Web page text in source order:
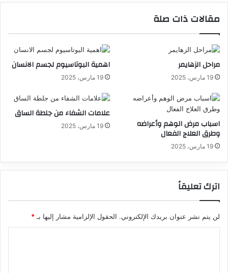
مقالات ذات صلة
مراحل الزهايمر
19 مارس، 2025
اهمية البوتاسيوم لجسم الانسان
19 مارس، 2025
اسباب مرض الوهم وأعراضه
وطرق العلاج الفعال
19 مارس، 2025
علامات الشفاء من جلطة الساق
19 مارس، 2025
اترك تعليقاً
لن يتم نشر عنوان بريدك الإلكتروني. الحقول الإلزامية مشار إليها بـ *